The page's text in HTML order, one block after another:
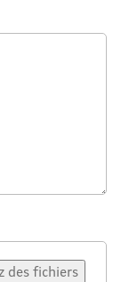
des fichiers